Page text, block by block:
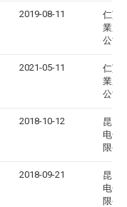
2019-08-11
仁寶
業股
公司
2021-05-11
仁寶
業股
公司
2018-10-12
昆山
电子
限公
2018-09-21
昆山
电子
限公